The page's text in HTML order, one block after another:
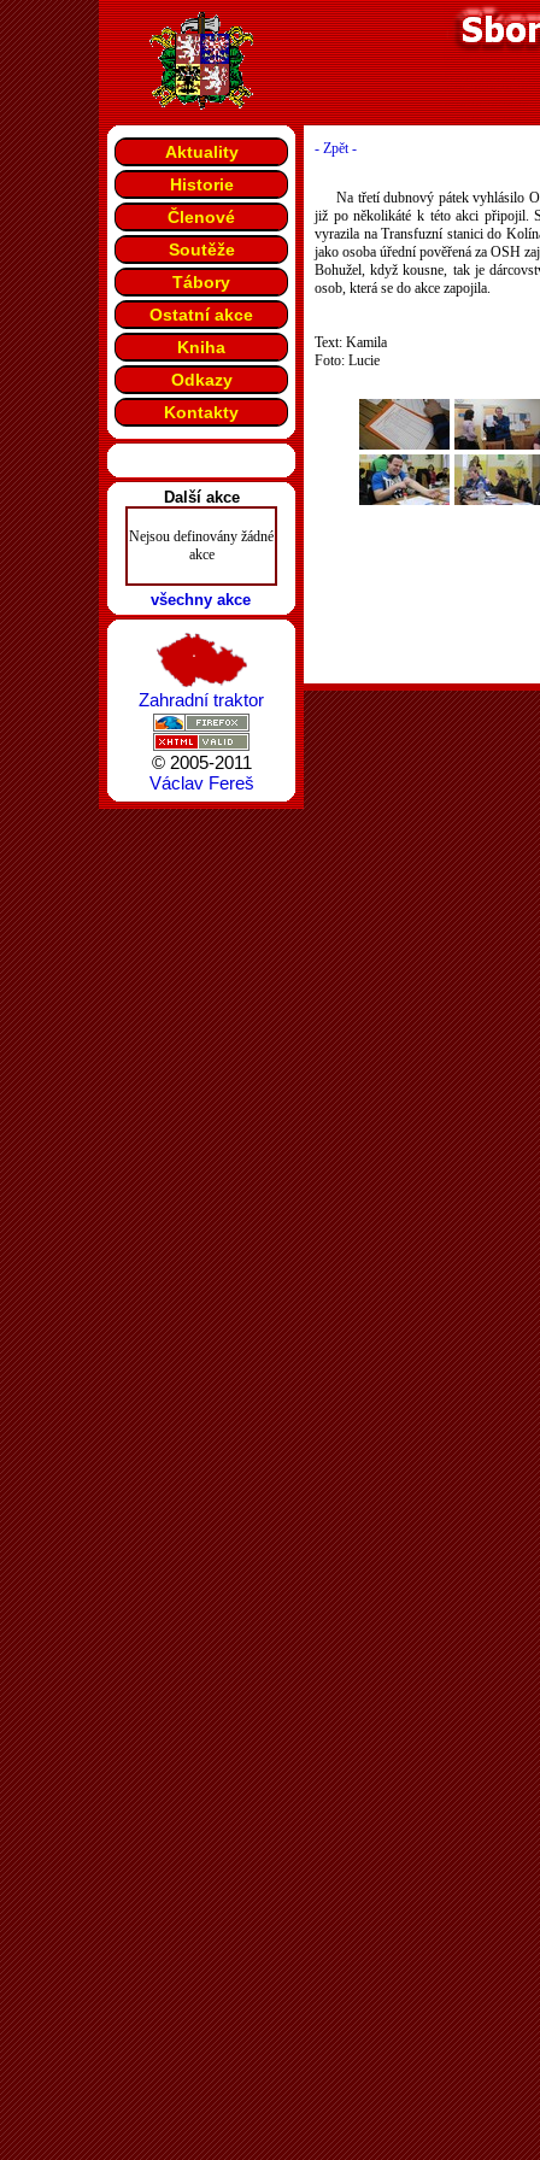
- Zpět -
Na třetí dubnový pátek vyhlásilo
již po několikáté k této akci připojil.
vyrazila na Transfuzní stanici do
jako osoba úřední pověřená za OSH
Bohužel, když kousne, tak je
osob, která se do akce zapojila.
Text: Kamila
Foto: Lucie
Aktuality
Historie
Členové
Soutěže
Tábory
Ostatní akce
Kniha
Odkazy
Kontakty
Další akce
Nejsou definovány žádné
akce
všechny akce
Zahradní traktor
© 2005-2011
Václav Fereš